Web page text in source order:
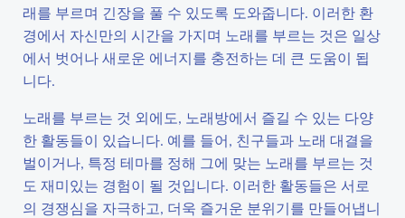
래를 부르며 긴장을 풀 수 있도록 도와줍니다. 이러한 환
경에서 자신만의 시간을 가지며 노래를 부르는 것은 일상
에서 벗어나 새로운 에너지를 충전하는 데 큰 도움이 됩
니다.
노래를 부르는 것 외에도, 노래방에서 즐길 수 있는 다양
한 활동들이 있습니다. 예를 들어, 친구들과 노래 대결을
벌이거나, 특정 테마를 정해 그에 맞는 노래를 부르는 것
도 재미있는 경험이 될 것입니다. 이러한 활동들은 서로
의 경쟁심을 자극하고, 더욱 즐거운 분위기를 만들어냅니